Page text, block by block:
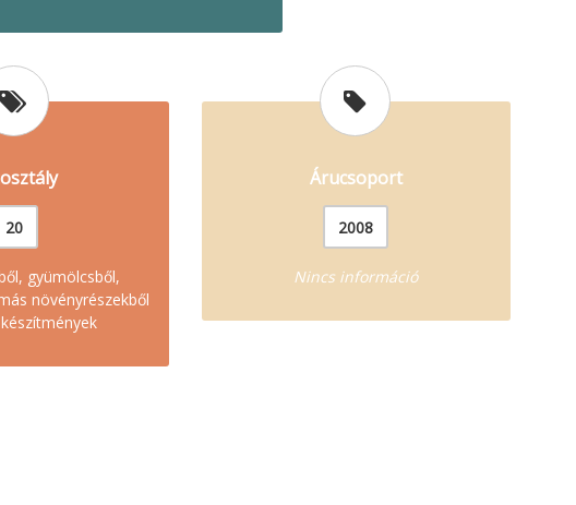
20
gyümölcsből,
növényrészekből
Árucsoport
2008
Nincs információ